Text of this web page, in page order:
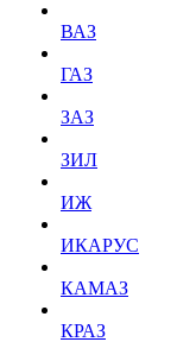
ВАЗ
ГАЗ
ЗАЗ
ЗИЛ
ИЖ
ИКАРУС
КАМАЗ
КРАЗ